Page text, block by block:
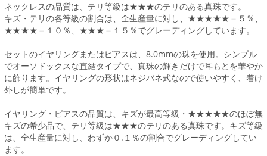
ネックレスの品質は、テリ等級は★★★のテリのある真珠です。
キズ・テリの各等級の割合は、全生産量に対し、★★★★★＝５％、
★★★★＝１０％、★★★＝１５％でグレーディングしています。
セットのイヤリングまたはピアスは、8.0mmの珠を使用。シンプル
でオーソドックスな直結タイプで、真珠の輝きだけで耳もとを華やか
に飾ります。イヤリングの形状はネジバネ式なので使いやすく、着け
外しが簡単です。
イヤリング・ピアスの品質は、キズが最高等級・★★★★★のほぼ無
キズの希少品で、テリ等級は★★★のテリのある真珠です。キズ等級
は、全生産量に対し、わずか０.１％の割合でグレーディングしてい
ます。